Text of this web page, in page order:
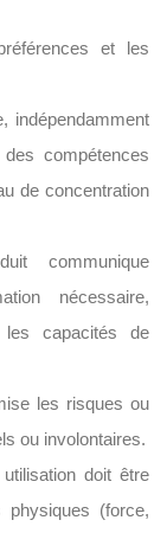
et les
indépendamment
compétences
de concentration
communique
nécessaire,
capacités de
les risques ou
ou involontaires.
doit être
physiques (force,